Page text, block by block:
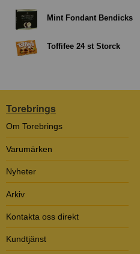
Mint Fondant Bendicks
Toffifee 24 st Storck
Torebrings
Om Torebrings
Varumärken
Nyheter
Arkiv
Kontakta oss direkt
Kundtjänst